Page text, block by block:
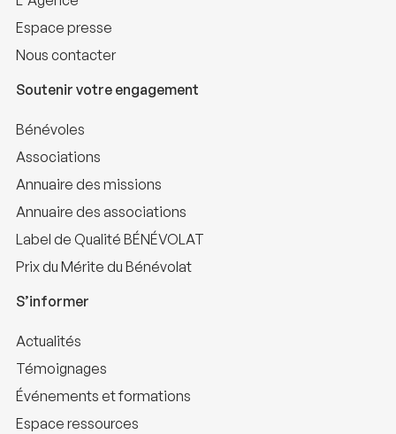
Espace presse
Nous contacter
Soutenir votre engagement
Bénévoles
Associations
Annuaire des missions
Annuaire des associations
Label de Qualité BÉNÉVOLAT
Prix du Mérite du Bénévolat
S’informer
Actualités
Témoignages
Événements et formations
Espace ressources